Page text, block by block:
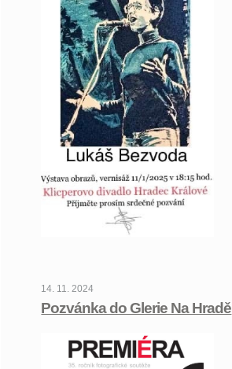
14. 11. 2024
Pozvánka do Glerie Na Hradě